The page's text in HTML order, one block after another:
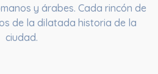
y árabes. Cada rincón de
de la dilatada historia de la
ciudad.